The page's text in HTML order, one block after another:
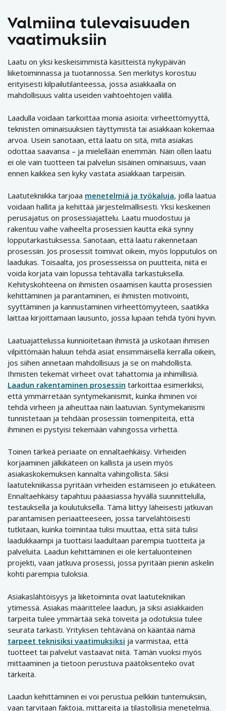
Valmiina tulevaisuuden
vaatimuksiin
Laatu on yksi keskeisimmistä käsitteistä nykypäivän
liiketoiminnassa ja tuotannossa. Sen merkitys korostuu
erityisesti kilpailutilanteessa, jossa asiakkaalla on
mahdollisuus valita useiden vaihtoehtojen välillä.
Laadulla voidaan tarkoittaa monia asioita: virheettömyyttä,
teknisten ominaisuuksien täyttymistä tai asiakkaan kokemaa
arvoa. Usein sanotaan, että laatu on sitä, mitä asiakas
odottaa saavansa – ja mielellään enemmän. Näin ollen laatu
ei ole vain tuotteen tai palvelun sisäinen ominaisuus, vaan
ennen kaikkea sen kyky vastata asiakkaan tarpeisiin.
Laatutekniikka tarjoaa menetelmiä ja työkaluja, joilla laatua
voidaan hallita ja kehittää järjestelmällisesti. Yksi keskeinen
perusajatus on prosessiajattelu. Laatu muodostuu ja
rakentuu vaihe vaiheelta prosessien kautta eikä synny
lopputarkastuksessa. Sanotaan, että laatu rakennetaan
prosessiin. Jos prosessit toimivat oikein, myös lopputulos on
laadukas. Toisaalta, jos prosesseissa on puutteita, niitä ei
voida korjata vain lopussa tehtävällä tarkastuksella.
Kehityskohteena on ihmisten osaamisen kautta prosessien
kehittäminen ja parantaminen, ei ihmisten motivointi,
syyttäminen ja kannustaminen virheettömyyteen, saatikka
laittaa kirjoittamaan lausunto, jossa lupaan tehdä työni hyvin.
Laatuajattelussa kunnioitetaan ihmistä ja uskotaan ihmisen
vilpittömään haluun tehdä asiat ensimmäisellä kerralla oikein,
jos siihen annetaan mahdollisuus ja se on mahdollista.
Ihmisten tekemät virheet ovat tahattomia ja inhimillisiä.
Laadun rakentaminen prosessin tarkoittaa esimerkiksi,
että ymmärretään syntymekanismit, kuinka ihminen voi
tehdä virheen ja aiheuttaa näin laatuvian. Syntymekanismi
tunnistetaan ja tehdään prosessiin toimenpiteitä, että
ihminen ei pystyisi tekemään vahingossa virhettä.
Toinen tärkeä periaate on ennaltaehkäisy. Virheiden
korjaaminen jälkikäteen on kallista ja usein myös
asiakaskokemuksen kannalta vahingollista. Siksi
laatutekniikassa pyritään virheiden estämiseen jo etukäteen.
Ennaltaehkäisy tapahtuu pääasiassa hyvällä suunnittelulla,
testauksella ja koulutuksella. Tämä liittyy läheisesti jatkuvan
parantamisen periaatteeseen, jossa tarvelähtöisesti
tutkitaan, kuinka toimintaa tulisi muuttaa, että siitä tulisi
laadukkaampi ja tuottaisi laadultaan parempia tuotteita ja
palveluita. Laadun kehittäminen ei ole kertaluonteinen
projekti, vaan jatkuva prosessi, jossa pyritään pienin askelin
kohti parempia tuloksia.
Asiakaslähtöisyys ja liiketoiminta ovat laatutekniikan
ytimessä. Asiakas määrittelee laadun, ja siksi asiakkaiden
tarpeita tulee ymmärtää sekä toiveita ja odotuksia tulee
seurata tarkasti. Yrityksen tehtävänä on kääntää nämä
tarpeet teknisiksi vaatimuksiksi ja varmistaa, että
tuotteet tai palvelut vastaavat niitä. Tämän vuoksi myös
mittaaminen ja tietoon perustuva päätöksenteko ovat
tärkeitä.
Laadun kehittäminen ei voi perustua pelkkiin tuntemuksiin,
vaan tarvitaan faktoja, mittareita ja tilastollisia menetelmiä.